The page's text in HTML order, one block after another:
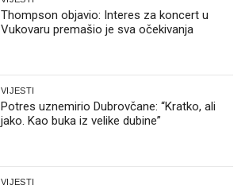
Thompson objavio: Interes za koncert u
Vukovaru premašio je sva očekivanja
VIJESTI
Potres uznemirio Dubrovčane: “Kratko, ali
jako. Kao buka iz velike dubine”
VIJESTI